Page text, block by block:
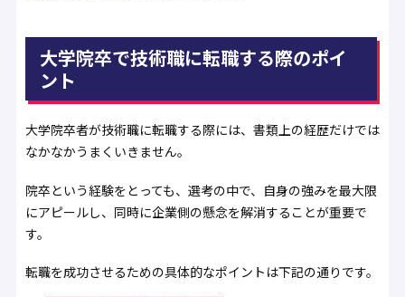
大学院卒で技術職に転職する際のポイ
ント
大学院卒者が技術職に転職する際には、書類上の経歴だけでは
なかなかうまくいきません。
院卒という経験をとっても、選考の中で、自身の強みを最大限
にアピールし、同時に企業側の懸念を解消することが重要で
す。
転職を成功させるための具体的なポイントは下記の通りです。